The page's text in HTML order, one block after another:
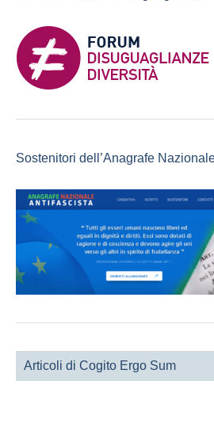
Sostenitori dell’Anagrafe
Articoli di Cogito Ergo Sum